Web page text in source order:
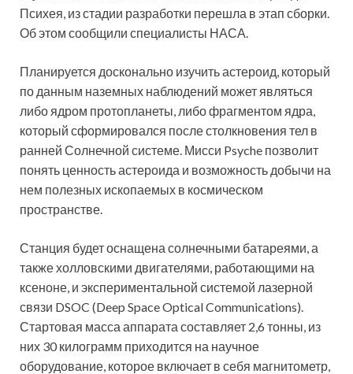
Психея, из стадии разработки перешла в этап сборки.
Об этом сообщили специалисты НАСА.
Планируется досконально изучить астероид, который
по данным наземных наблюдений может являться
либо ядром протопланеты, либо фрагментом ядра,
который сформировался после столкновения тел в
ранней Солнечной системе. Мисси Psyche позволит
понять ценность астероида и возможность добычи на
нем полезных ископаемых в космическом
пространстве.
Станция будет оснащена солнечными батареями, а
также холловскими двигателями, работающими на
ксеноне, и экспериментальной системой лазерной
связи DSOC (Deep Space Optical Communications).
Стартовая масса аппарата составляет 2,6 тонны, из
них 30 килограмм приходится на научное
оборудование, которое включает в себя магнитометр,